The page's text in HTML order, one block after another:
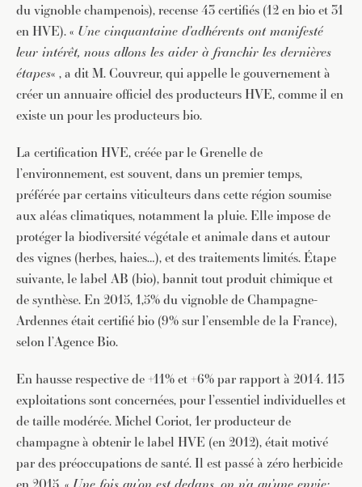
du vignoble champenois), recense 43 certifiés (12 en bio et 31
en HVE). « Une cinquantaine d’adhérents ont manifesté
leur intérêt, nous allons les aider à franchir les dernières
étapes« , a dit M. Couvreur, qui appelle le gouvernement à
créer un annuaire officiel des producteurs HVE, comme il en
existe un pour les producteurs bio.
La certification HVE, créée par le Grenelle de
l’environnement, est souvent, dans un premier temps,
préférée par certains viticulteurs dans cette région soumise
aux aléas climatiques, notamment la pluie. Elle impose de
protéger la biodiversité végétale et animale dans et autour
des vignes (herbes, haies…), et des traitements limités. Étape
suivante, le label AB (bio), bannit tout produit chimique et
de synthèse. En 2015, 1,5% du vignoble de Champagne-
Ardennes était certifié bio (9% sur l’ensemble de la France),
selon l’Agence Bio.
En hausse respective de +11% et +6% par rapport à 2014. 113
exploitations sont concernées, pour l’essentiel individuelles et
de taille modérée. Michel Coriot, 1er producteur de
champagne à obtenir le label HVE (en 2012), était motivé
par des préoccupations de santé. Il est passé à zéro herbicide